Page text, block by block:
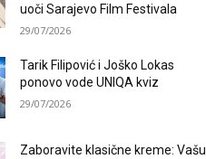
uoči Sarajevo Film Festivala
29/07/2026
Tarik Filipović i Joško Lokas
ponovo vode UNIQA kviz
29/07/2026
Zaboravite klasične kreme: Vašu